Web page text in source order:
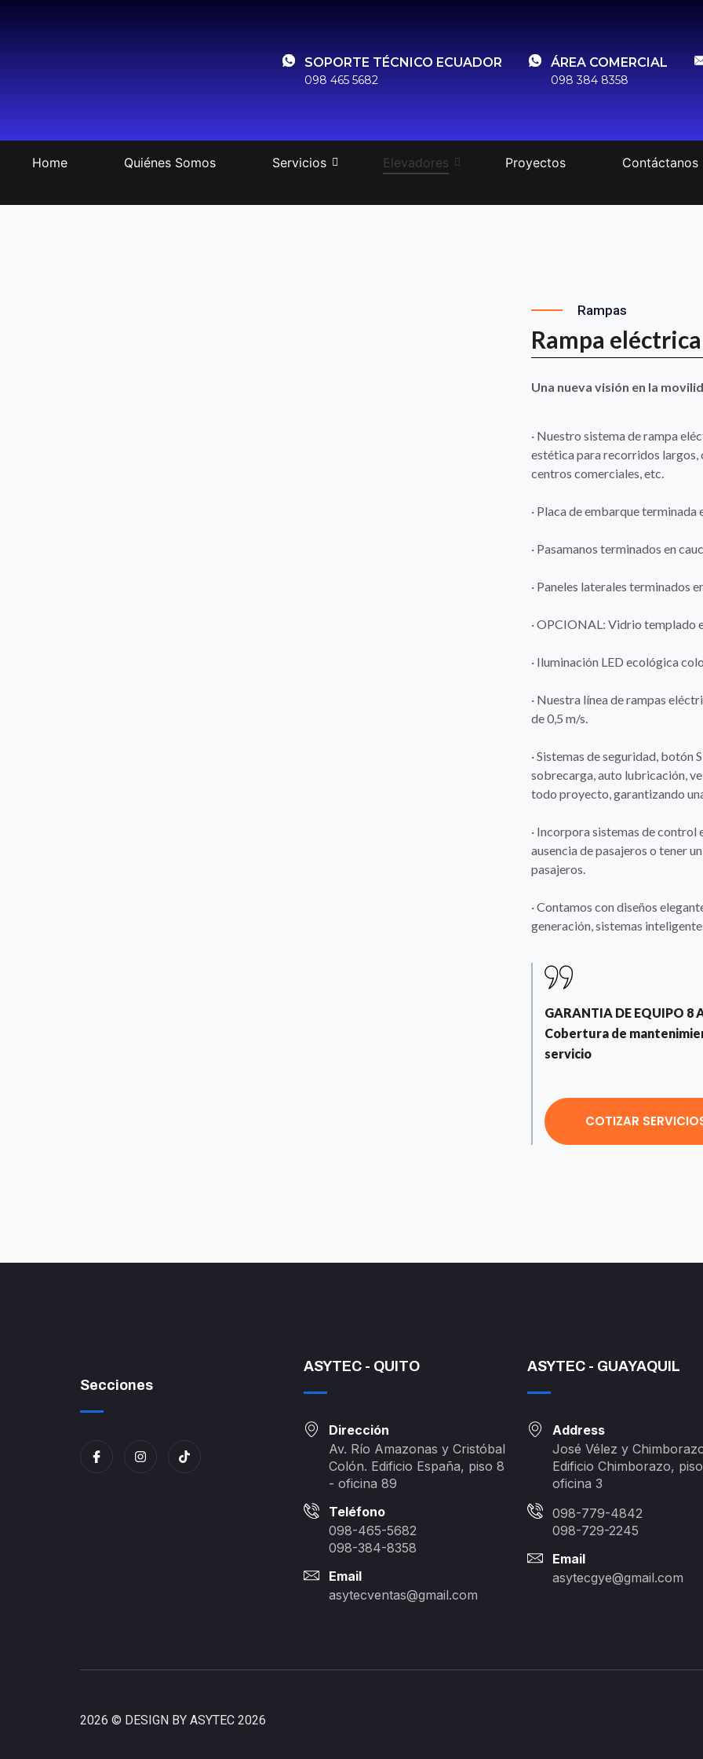
SOPORTE TÉCNICO ECUADOR
098 465 5682
ÁREA COMERCIAL
098 384 8358
Home Quiénes Somos Servicios Elevadores Proyectos Contáctanos
Rampas
Rampa eléctrica
Una nueva visión en la
· Nuestro sistema de rampa
estética para recorridos
centros comerciales, etc.
· Placa de embarque
· Pasamanos terminados en
· Paneles laterales terminados
· OPCIONAL: Vidrio templado
· Iluminación LED ecológica
· Nuestra línea de rampas
de 0,5 m/s.
· Sistemas de seguridad, botón
sobrecarga, auto lubricación,
todo proyecto, garantizando
· Incorpora sistemas de control
ausencia de pasajeros o tener
pasajeros.
· Contamos con diseños
generación, sistemas
GARANTIA DE EQUIPO 8
Cobertura de
servicio
COTIZAR
Secciones
ASYTEC - QUITO
Dirección
Av. Río Amazonas y Cristóbal
Colón. Edificio España, piso 8
- oficina 89
Teléfono
098-465-5682
098-384-8358
Email
asytecventas@gmail.com
ASYTEC - GUAYAQUIL
Address
José Vélez y
Edificio Chimborazo,
oficina 3
098-779-4842
098-729-2245
Email
asytecgye@gmail.com
2026 © DESIGN BY ASYTEC 2026